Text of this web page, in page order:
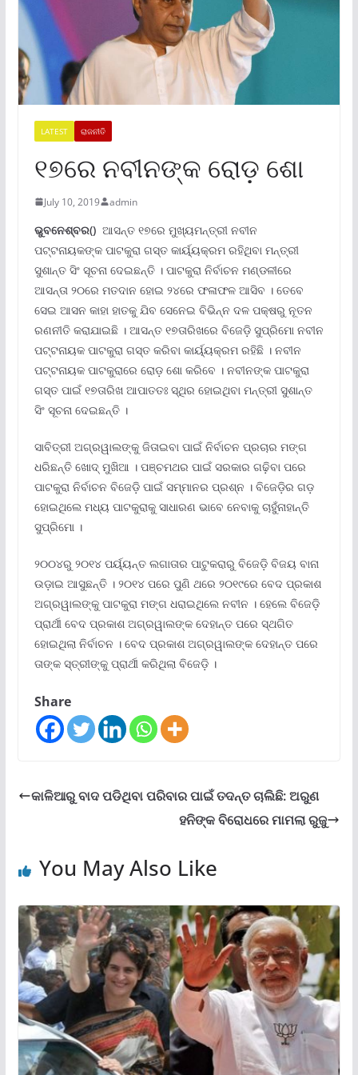
LATEST ରାଜନୀତି
୧୭ରେ ନବୀନଙ୍କ ରୋଡ଼ ଶୋ
July 10, 2019 admin
ଭୁବନେଶ୍ବର()ଆସନ୍ତ ୧୭ରେ ମୁଖ୍ୟମନ୍ତ୍ରୀ ନବୀନ
ପଟ୍ଟନାୟକଙ୍କ ପାଟକୁରା ଗସ୍ତ କାର୍ୟ୍ୟକ୍ରମ ରହିଥିବା ମନ୍ତ୍ରୀ
ସୁଶାନ୍ତ ସିଂ ସୂଚନା ଦେଇଛନ୍ତି । ପାଟକୁରା ନିର୍ବାଚନ ମଣ୍ଡଳୀରେ
ଆସନ୍ତା ୨୦ରେ ମତଦାନ ହୋଇ ୨୪ରେ ଫଳାଫଳ ଆସିବ । ତେବେ
ସେଇ ଆସନ କାହା ହାତକୁ ଯିବ ସେନେଇ ବିଭିନ୍ନ ଦଳ ପକ୍ଷରୁ ନୂତନ
ରଣନୀତି କରାଯାଇଛି । ଆସନ୍ତ ୧୭ତାରିଖରେ ବିଜେଡ଼ି ସୁପ୍ରିମୋ ନବୀନ
ପଟ୍ଟନାୟକ ପାଟକୁରା ଗସ୍ତ କରିବା କାର୍ୟ୍ୟକ୍ରମ ରହିଛି । ନବୀନ
ପଟ୍ଟନାୟକ ପାଟକୁରାରେ ରୋଡ଼ ଶୋ କରିବେ । ନବୀନଙ୍କ ପାଟକୁରା
ଗସ୍ତ ପାଇଁ ୧୭ତାରିଖ ଆପାତତଃ ସ୍ଥିର ହୋଇଥିବା ମନ୍ତ୍ରୀ ସୁଶାନ୍ତ
ସିଂ ସୂଚନା ଦେଇଛନ୍ତି ।
ସାବିତ୍ରୀ ଅଗ୍ରୱାଲଙ୍କୁ ଜିତାଇବା ପାଇଁ ନିର୍ବାଚନ ପ୍ରଚାର ମଙ୍ଗ
ଧରିଛନ୍ତି ଖୋଦ୍ ମୁଖିଆ । ପଞ୍ଚମଥର ପାଇଁ ସରକାର ଗଢ଼ିବା ପରେ
ପାଟକୁରା ନିର୍ବାଚନ ବିଜେଡ଼ି ପାଇଁ ସମ୍ମାନର ପ୍ରଶ୍ନ । ବିଜେଡ଼ିର ଗଡ଼
ହୋଇଥିଲେ ମଧ୍ୟ ପାଟକୁରାକୁ ସାଧାରଣ ଭାବେ ନେବାକୁ ଚାହୁଁନାହାନ୍ତି
ସୁପ୍ରିମୋ ।
୨୦୦୪ରୁ ୨୦୧୪ ପର୍ୟ୍ୟନ୍ତ ଲଗାତାର ପାଟୁକରାରୁ ବିଜେଡ଼ି ବିଜୟ ବାନା
ଉଡ଼ାଇ ଆସୁଛନ୍ତି । ୨୦୧୪ ପରେ ପୁଣି ଥରେ ୨୦୧୯ରେ ବେଦ ପ୍ରକାଶ
ଅଗ୍ରୱାଲଙ୍କୁ ପାଟକୁରା ମଙ୍ଗ ଧରାଇଥିଲେ ନବୀନ । ହେଲେ ବିଜେଡ଼ି
ପ୍ରାର୍ଥୀ ବେଦ ପ୍ରକାଶ ଅଗ୍ରୱାଲଙ୍କ ଦେହାନ୍ତ ପରେ ସ୍ଥଗିତ
ହୋଇଥିଲା ନିର୍ବାଚନ । ବେଦ ପ୍ରକାଶ ଅଗ୍ରୱାଲଙ୍କ ଦେହାନ୍ତ ପରେ
ତାଙ୍କ ସ୍ତ୍ରୀଙ୍କୁ ପ୍ରାର୍ଥୀ କରିଥିଲା ବିଜେଡ଼ି ।
Share
କାଳିଆରୁ ବାଦ ପଡିଥିବା ପରିବାର ପାଇଁ ତଦନ୍ତ ଚାଲିଛି: ଅରୁଣ
ହନିଙ୍କ ବିରୋଧରେ ମାମଲା ରୁଜୁ
You May Also Like